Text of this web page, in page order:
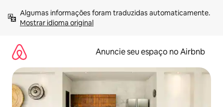
para
Mostrar idioma original
Anuncie seu espaço no Airbnb